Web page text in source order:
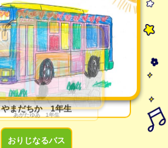
やまだちか 1年生
おりじなるバス